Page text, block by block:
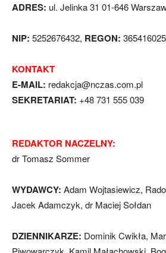
ADRES: ul. Jelinka 31 01-646
NIP: 5252676432, REGON:
KONTAKT
E-MAIL: redakcja@nczas.com.pl
SEKRETARIAT: +48 731 555 039
REDAKTOR NACZELNY:
dr Tomasz Sommer
WYDAWCY: Adam Wojtasiewicz,
Jacek Adamczyk, dr Maciej Sołdan
DZIENNIKARZE: Dominik Cwikła,